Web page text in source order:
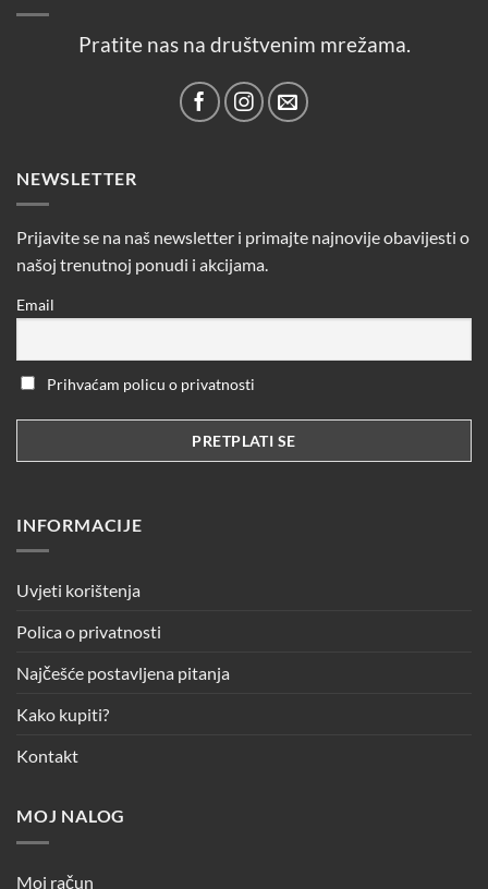
Pratite nas na društvenim mrežama.
NEWSLETTER
Prijavite se na naš newsletter i primajte najnovije obavijesti o
našoj trenutnoj ponudi i akcijama.
Email
Prihvaćam policu o privatnosti
INFORMACIJE
Uvjeti korištenja
Polica o privatnosti
Najčešće postavljena pitanja
Kako kupiti?
Kontakt
MOJ NALOG
Moj račun